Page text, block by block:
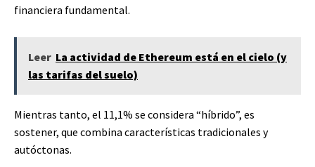
financiera fundamental.
Leer La actividad de Ethereum está en el cielo (y
las tarifas del suelo)
Mientras tanto, el 11,1% se considera “híbrido”, es
sostener, que combina características tradicionales y
autóctonas.